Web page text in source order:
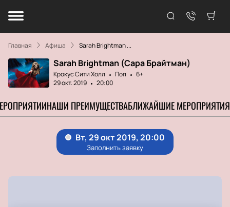
Главная Афиша Sarah Brightman ...
Sarah Brightman (Сара Брайтман)
Крокус Сити Холл Поп
6+
29 окт. 2019
20:00
НАШИ ПРЕИМУЩЕСТВАБЛИЖАЙШИЕ МЕРОПРИЯТИЯ